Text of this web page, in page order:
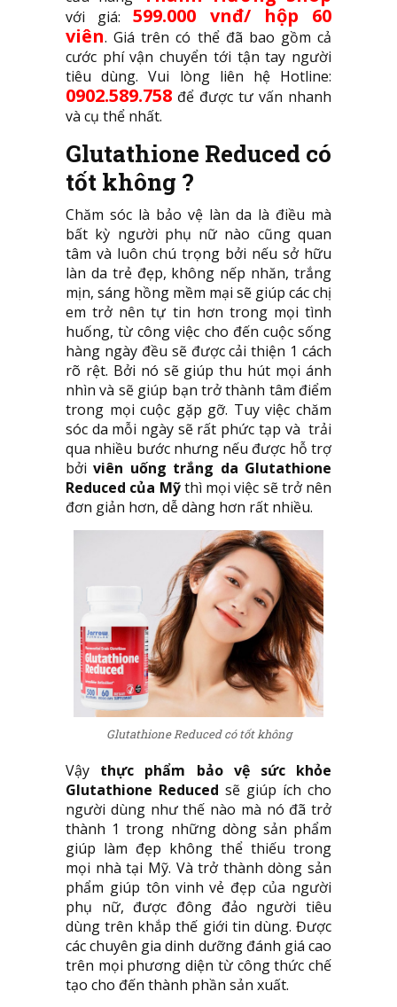
với giá:599.000 vnđ/ hộp 60
viên. Giá trên có thể đã bao gồm cả
cước phí vận chuyển tới tận tay người
tiêu dùng. Vui lòng liên hệ Hotline:
0902.589.758 để được tư vấn nhanh
và cụ thể nhất.
Glutathione Reduced có
tốt không ?
Chăm sóc là bảo vệ làn da là điều mà
bất kỳ người phụ nữ nào cũng quan
tâm và luôn chú trọng bởi nếu sở hữu
làn da trẻ đẹp, không nếp nhăn, trắng
mịn, sáng hồng mềm mại sẽ giúp các chị
em trở nên tự tin hơn trong mọi tình
huống, từ công việc cho đến cuộc sống
hàng ngày đều sẽ được cải thiện 1 cách
rõ rệt. Bởi nó sẽ giúp thu hút mọi ánh
nhìn và sẽ giúp bạn trở thành tâm điểm
trong mọi cuộc gặp gỡ. Tuy việc chăm
sóc da mỗi ngày sẽ rất phức tạp và trải
qua nhiều bước nhưng nếu được hỗ trợ
bởiviên uống trắng da Glutathione
Reduced của Mỹthì mọi việc sẽ trở nên
đơn giản hơn, dễ dàng hơn rất nhiều.
Glutathione Reduced có tốt không
Vậy thực phẩm bảo vệ sức khỏe
Glutathione Reduced sẽ giúp ích cho
người dùng như thế nào mà nó đã trở
thành 1 trong những dòng sản phẩm
giúp làm đẹp không thể thiếu trong
mọi nhà tại Mỹ. Và trở thành dòng sản
phẩm giúp tôn vinh vẻ đẹp của người
phụ nữ, được đông đảo người tiêu
dùng trên khắp thế giới tin dùng. Được
các chuyên gia dinh dưỡng đánh giá cao
trên mọi phương diện từ công thức chế
tạo cho đến thành phần sản xuất.